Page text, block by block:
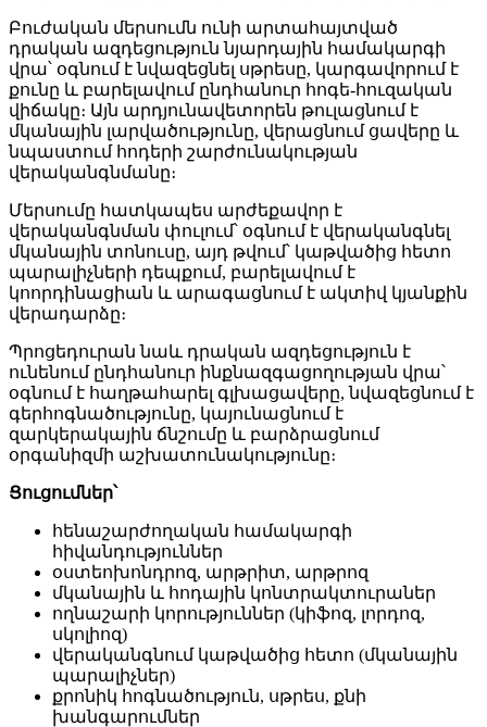
Բուժական մերսումն ունի արտահայտված
դրական ազդեցություն նյարդային համակարգի
վրա՝ օգնում է նվազեցնել սթրեսը, կարգավորում է
քունը և բարելավում ընդհանուր հոգե-հուզական
վիճակը։ Այն արդյունավետորեն թուլացնում է
մկանային լարվածությունը, վերացնում ցավերը և
նպաստում հոդերի շարժունակության
վերականգնմանը։
Մերսումը հատկապես արժեքավոր է
վերականգնման փուլում՝ օգնում է վերականգնել
մկանային տոնուսը, այդ թվում՝ կաթվածից հետո
պարալիչների դեպքում, բարելավում է
կոորդինացիան և արագացնում է ակտիվ կյանքին
վերադարձը։
Պրոցեդուրան նաև դրական ազդեցություն է
ունենում ընդհանուր ինքնազգացողության վրա՝
օգնում է հաղթահարել գլխացավերը, նվազեցնում է
գերհոգնածությունը, կայունացնում է
զարկերակային ճնշումը և բարձրացնում
օրգանիզմի աշխատունակությունը։
Ցուցումներ՝
հենաշարժողական համակարգի
հիվանդություններ
օստեոխոնդրոզ, արթրիտ, արթրոզ
մկանային և հոդային կոնտրակտուրաներ
ողնաշարի կորություններ (կիֆոզ, լորդոզ,
սկոլիոզ)
վերականգնում կաթվածից հետո (մկանային
պարալիչներ)
քրոնիկ հոգնածություն, սթրես, քնի
խանգարումներ